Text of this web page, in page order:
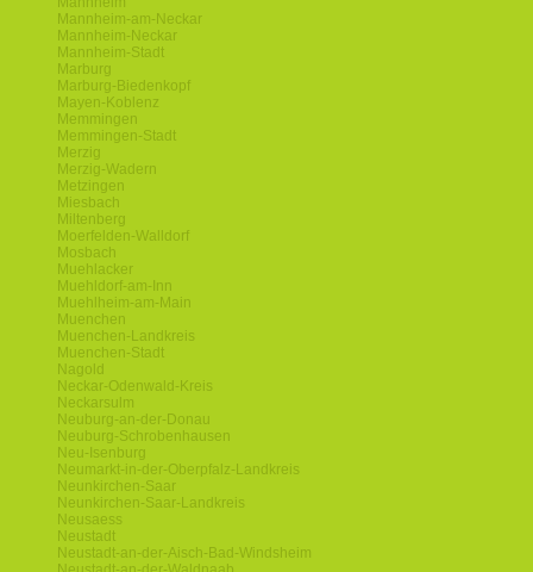
Mannheim-am-Neckar
Mannheim-Neckar
Mannheim-Stadt
Marburg
Marburg-Biedenkopf
Mayen-Koblenz
Memmingen
Memmingen-Stadt
Merzig
Merzig-Wadern
Metzingen
Miesbach
Miltenberg
Moerfelden-Walldorf
Mosbach
Muehlacker
Muehldorf-am-Inn
Muehlheim-am-Main
Muenchen
Muenchen-Landkreis
Muenchen-Stadt
Nagold
Neckar-Odenwald-Kreis
Neckarsulm
Neuburg-an-der-Donau
Neuburg-Schrobenhausen
Neu-Isenburg
Neumarkt-in-der-Oberpfalz-Landkreis
Neunkirchen-Saar
Neunkirchen-Saar-Landkreis
Neusaess
Neustadt
Neustadt-an-der-Aisch-Bad-Windsheim